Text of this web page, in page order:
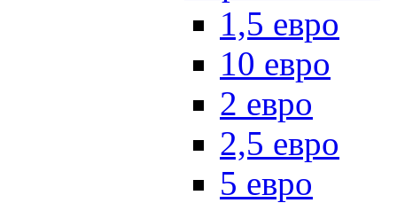
1,5 евро
10 евро
2 евро
2,5 евро
5 евро